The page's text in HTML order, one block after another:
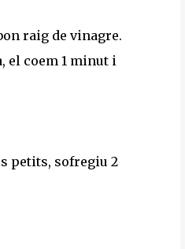
raig de vinagre.
el coem 1 minut i
petits, sofregiu 2